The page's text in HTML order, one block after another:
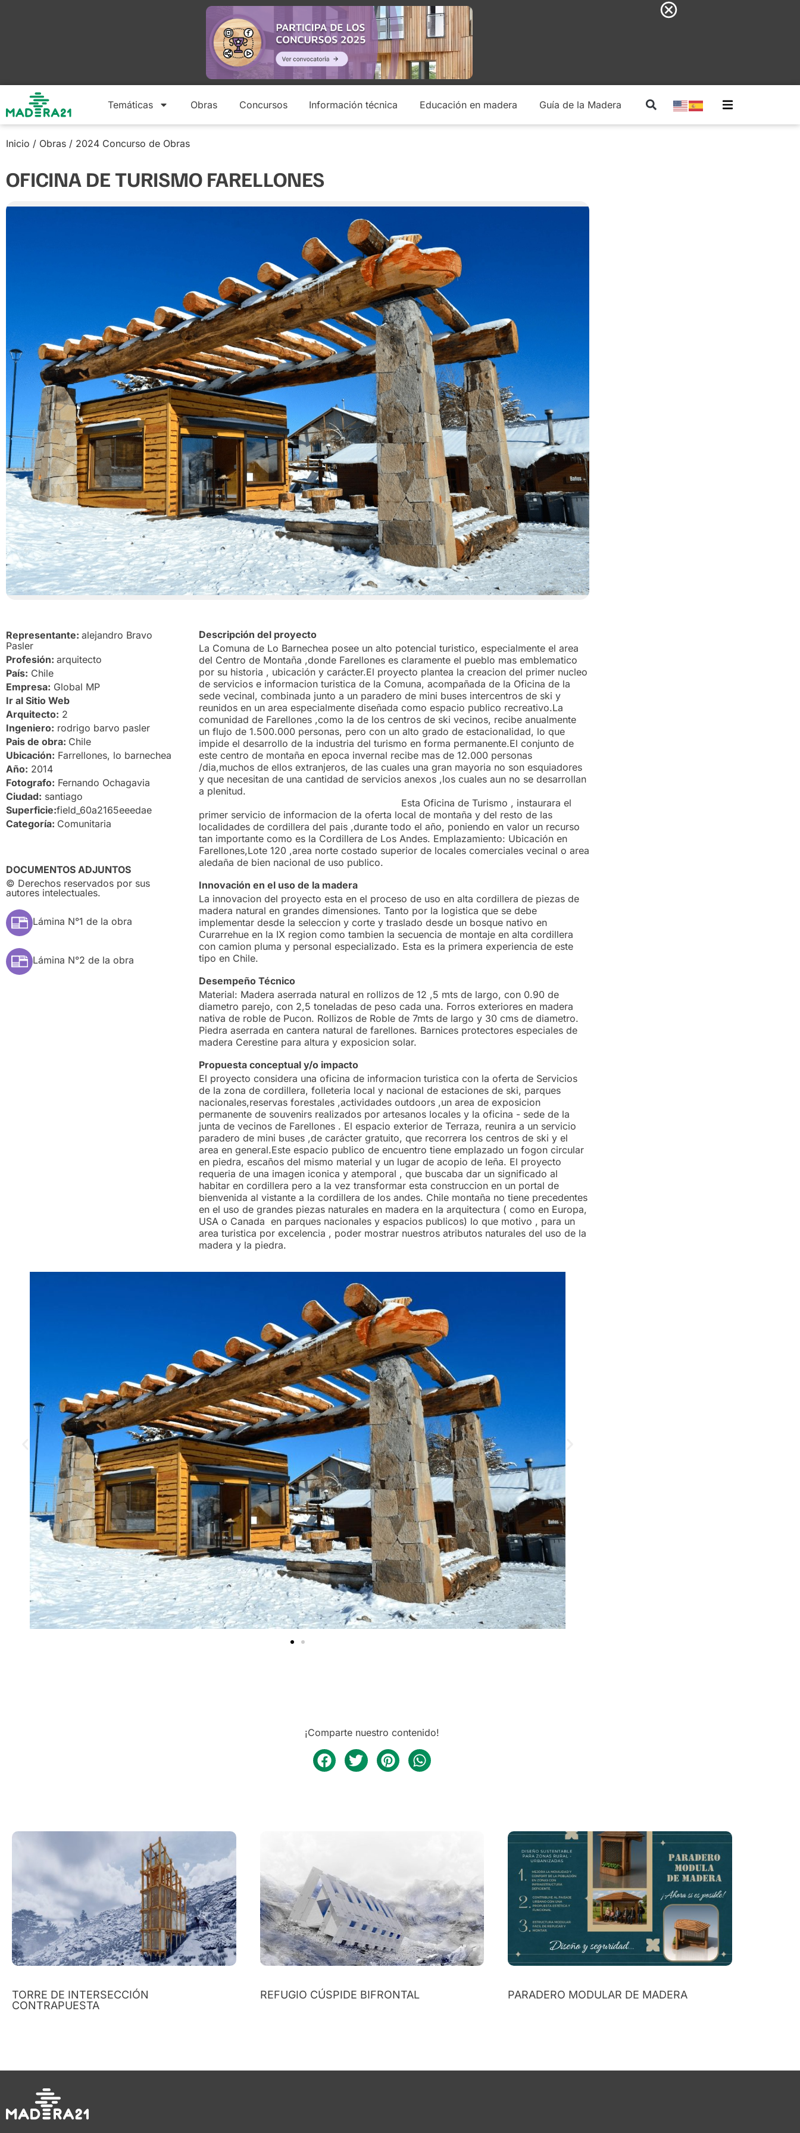
Temáticas Obras Concursos Información técnica Educación en madera Guía de la Madera
Inicio / Obras / 2024 Concurso de Obras
OFICINA DE TURISMO FARELLONES
Representante: alejandro Bravo
Pasler
Profesión: arquitecto
País: Chile
Empresa: Global MP
Ir al Sitio Web
Arquitecto: 2
Ingeniero: rodrigo barvo pasler
Pais de obra: Chile
Ubicación: Farrellones, lo barnechea
Año: 2014
Fotografo: Fernando Ochagavia
Ciudad: santiago
Superficie:field_60a2165eeedae
Categoría: Comunitaria
DOCUMENTOS ADJUNTOS
© Derechos reservados por sus
autores intelectuales.
Lámina N°1 de la obra
Lámina N°2 de la obra
Descripción del proyecto
La Comuna de Lo Barnechea posee un alto potencial turistico, especialmente el area
del Centro de Montaña ,donde Farellones es claramente el pueblo mas emblematico
por su historia , ubicación y carácter.El proyecto plantea la creacion del primer nucleo
de servicios e informacion turistica de la Comuna, acompañada de la Oficina de la
sede vecinal, combinada junto a un paradero de mini buses intercentros de ski y
reunidos en un area especialmente diseñada como espacio publico recreativo.La
comunidad de Farellones ,como la de los centros de ski vecinos, recibe anualmente
un flujo de 1.500.000 personas, pero con un alto grado de estacionalidad, lo que
impide el desarrollo de la industria del turismo en forma permanente.El conjunto de
este centro de montaña en epoca invernal recibe mas de 12.000 personas
/dia,muchos de ellos extranjeros, de las cuales una gran mayoria no son esquiadores
y que necesitan de una cantidad de servicios anexos ,los cuales aun no se desarrollan
a plenitud.
Esta Oficina de Turismo , instaurara el
primer servicio de informacion de la oferta local de montaña y del resto de las
localidades de cordillera del pais ,durante todo el año, poniendo en valor un recurso
tan importante como es la Cordillera de Los Andes. Emplazamiento: Ubicación en
Farellones,Lote 120 ,area norte costado superior de locales comerciales vecinal o area
aledaña de bien nacional de uso publico.
Innovación en el uso de la madera
La innovacion del proyecto esta en el proceso de uso en alta cordillera de piezas de
madera natural en grandes dimensiones. Tanto por la logistica que se debe
implementar desde la seleccion y corte y traslado desde un bosque nativo en
Curarrehue en la IX region como tambien la secuencia de montaje en alta cordillera
con camion pluma y personal especializado. Esta es la primera experiencia de este
tipo en Chile.
Desempeño Técnico
Material: Madera aserrada natural en rollizos de 12 ,5 mts de largo, con 0.90 de
diametro parejo, con 2,5 toneladas de peso cada una. Forros exteriores en madera
nativa de roble de Pucon. Rollizos de Roble de 7mts de largo y 30 cms de diametro.
Piedra aserrada en cantera natural de farellones. Barnices protectores especiales de
madera Cerestine para altura y exposicion solar.
Propuesta conceptual y/o impacto
El proyecto considera una oficina de informacion turistica con la oferta de Servicios
de la zona de cordillera, folleteria local y nacional de estaciones de ski, parques
nacionales,reservas forestales ,actividades outdoors ,un area de exposicion
permanente de souvenirs realizados por artesanos locales y la oficina - sede de la
junta de vecinos de Farellones . El espacio exterior de Terraza, reunira a un servicio
paradero de mini buses ,de carácter gratuito, que recorrera los centros de ski y el
area en general.Este espacio publico de encuentro tiene emplazado un fogon circular
en piedra, escaños del mismo material y un lugar de acopio de leña. El proyecto
requeria de una imagen iconica y atemporal , que buscaba dar un significado al
habitar en cordillera pero a la vez transformar esta construccion en un portal de
bienvenida al vistante a la cordillera de los andes. Chile montaña no tiene precedentes
en el uso de grandes piezas naturales en madera en la arquitectura ( como en Europa,
USA o Canada en parques nacionales y espacios publicos) lo que motivo , para un
area turistica por excelencia , poder mostrar nuestros atributos naturales del uso de la
madera y la piedra.
¡Comparte nuestro contenido!
TORRE DE INTERSECCIÓN
CONTRAPUESTA
REFUGIO CÚSPIDE BIFRONTAL PARADERO MODULAR DE MADERA